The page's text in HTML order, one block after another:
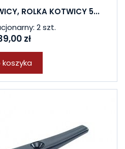
ROLKA KOTWICY 5...
2 szt.
zł
koszyka